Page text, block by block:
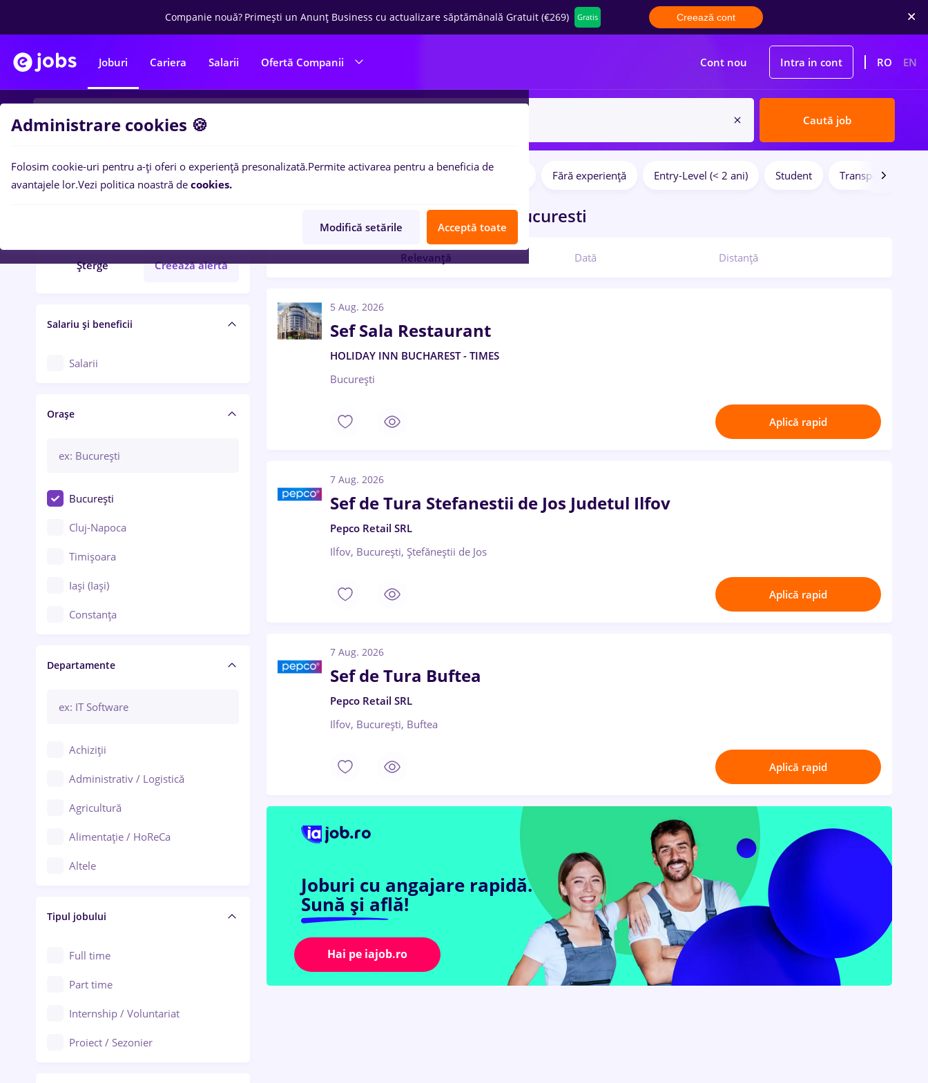
Companie nouă? Primești un Anunț Business cu actualizare săptămânală Gratuit (€269) Gratis Creează cont
Joburi Cariera Salarii Ofertă Companii Cont nou Intra in cont RO EN
Caută job
Filtre
Șterge Creează alertă
Salariu și beneficii
Salarii
Orașe
București
Cluj-Napoca
Timișoara
Iași (Iași)
Constanța
Brașov
Bacău
Galați (Galați)
Ploiești
Arad
Baia Mare
Bârlad
Bistrița (Bistrița-Năsăud)
Departamente
Achiziții
Administrativ / Logistică
Agricultură
Alimentație / HoReCa
Altele
Asigurări
Au pair / Babysitter / Curățenie
Audit / Consultanță
Auto / Echipamente
Automatizări
Tipul jobului
Full time
Part time
Internship / Voluntariat
Proiect / Sezonier
Fără experiență Entry-Level (< 2 ani) Student Transport /
sef salainBucuresti
Relevanță Dată Distanță
5 Aug. 2026
Sef Sala Restaurant
HOLIDAY INN BUCHAREST - TIMES
București
Aplică rapid
7 Aug. 2026
Sef de Tura Stefanestii de Jos Judetul Ilfov
Pepco Retail SRL
Ilfov, București, Ștefăneștii de Jos
Aplică rapid
7 Aug. 2026
Sef de Tura Buftea
Pepco Retail SRL
Ilfov, București, Buftea
Aplică rapid
Joburi cu angajare rapidă.
Sună și află!
Hai pe iajob.ro
Administrare cookies 🍪
Folosim cookie-uri pentru a-ți oferi o experiență presonalizată.Permite activarea pentru a beneficia de
avantajele lor.Vezi politica noastră de cookies.
Modifică setările Acceptă toate